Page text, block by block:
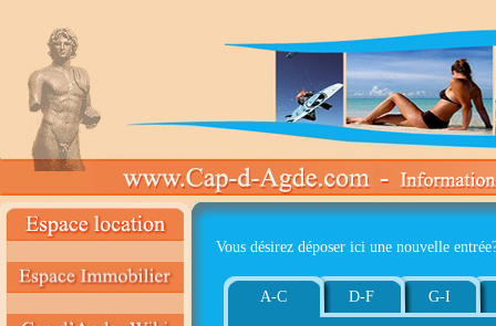
Vous désirez déposer ici une nouvelle
A-C D-F G-I